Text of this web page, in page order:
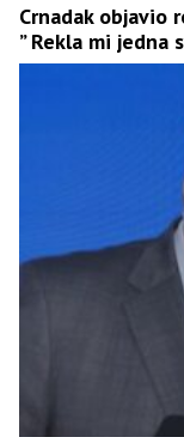
Crnadak objavio
” Rekla mi jedna